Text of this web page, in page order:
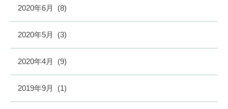
2020年6月 (8)
2020年5月 (3)
2020年4月 (9)
2019年9月 (1)